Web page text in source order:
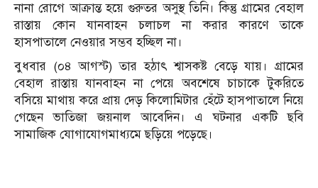
নানা রোগে আক্রান্ত হয়ে গুরুতর অসুস্থ তিনি। কিন্তু গ্রামের বেহাল
রাস্তায় কোন যানবাহন চলাচল না করার কারণে তাকে
হাসপাতালে নেওয়ার সম্ভব হচ্ছিল না।
বুধবার (০৪ আগস্ট) তার হঠাৎ শ্বাসকষ্ট বেড়ে যায়। গ্রামের
বেহাল রাস্তায় যানবাহন না পেয়ে অবশেষে চাচাকে টুকরিতে
বসিয়ে মাথায় করে প্রায় দেড় কিলোমিটার হেঁটে হাসপাতালে নিয়ে
গেছেন ভাতিজা জয়নাল আবেদিন। এ ঘটনার একটি ছবি
সামাজিক যোগাযোগমাধ্যমে ছড়িয়ে পড়েছে।